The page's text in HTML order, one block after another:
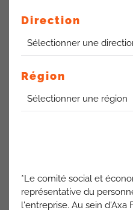
gouvernance et des
contrôle, en challengeant
Direction
Région
*Le comité social et
représentative du
l'entreprise. Au sein d'Axa